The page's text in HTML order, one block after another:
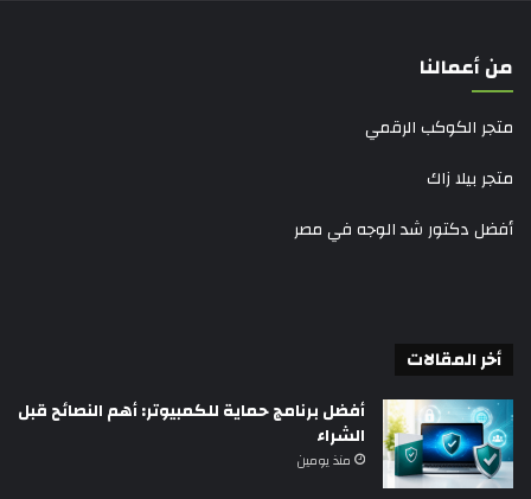
من أعمالنا
متجر الكوكب الرقمي
متجر بيلا زاك
أفضل دكتور شد الوجه في مصر
أخر المقالات
أفضل برنامج حماية للكمبيوتر: أهم النصائح قبل
الشراء
منذ يومين